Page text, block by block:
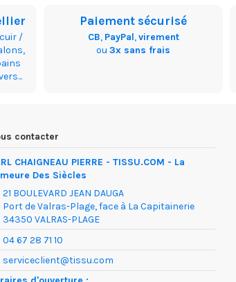
/
Paiement sécurisé
CB, PayPal,virement
ou3x sans frais
contacter
CHAIGNEAU PIERRE - TISSU.COM - La
Des Siècles
21 BOULEVARD JEAN DAUGA
Port de Valras-Plage, face à La Capitainerie
34350 VALRAS-PLAGE
04 67 28 71 10
serviceclient@tissu.com